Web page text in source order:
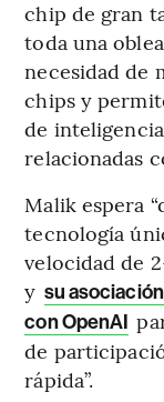
chip de gran
toda una
necesidad de
chips y
de
relacionadas
Malik espera
tecnología
velocidad de
y su
con OpenAI
de
rápida”.